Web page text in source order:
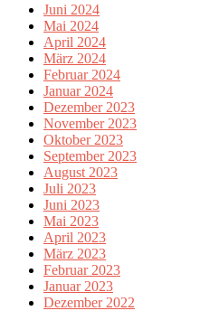
Juni 2024
Mai 2024
April 2024
März 2024
Februar 2024
Januar 2024
Dezember 2023
November 2023
Oktober 2023
September 2023
August 2023
Juli 2023
Juni 2023
Mai 2023
April 2023
März 2023
Februar 2023
Januar 2023
Dezember 2022